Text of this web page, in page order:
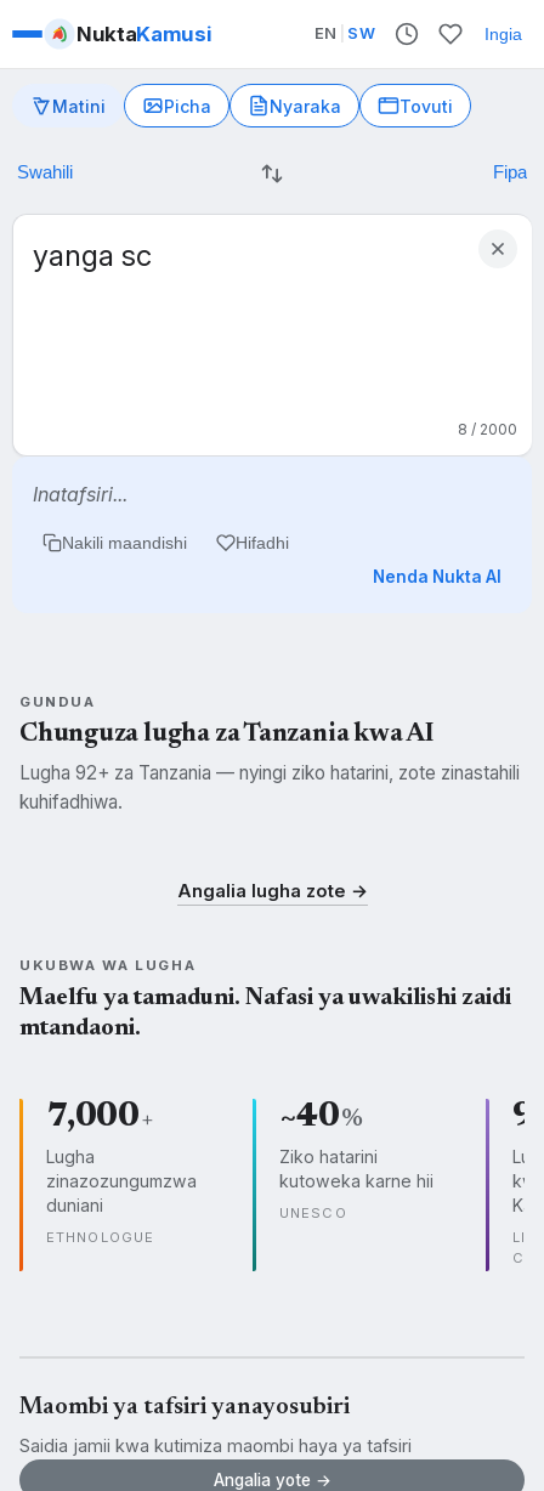
NuktaKamusi EN SW Ingia
Matini Picha Nyaraka Tovuti
8 / 2000
Inatafsiri...
Nakili maandishi Hifadhi
Nenda Nukta AI
GUNDUA
Chunguza lugha za Tanzania kwa AI
Lugha 92+ za Tanzania — nyingi ziko hatarini, zote zinastahili
kuhifadhiwa.
Swahili
Angalia lugha zote →
UKUBWA WA LUGHA
Maelfu ya tamaduni. Nafasi ya uwakilishi zaidi
mtandaoni.
7,000+
Lugha
zinazozungumzwa
duniani
ETHNOLOGUE
~40%
Ziko hatarini
kutoweka karne hii
UNESCO
Maombi ya tafsiri yanayosubiri
Saidia jamii kwa kutimiza maombi haya ya tafsiri
Angalia yote →